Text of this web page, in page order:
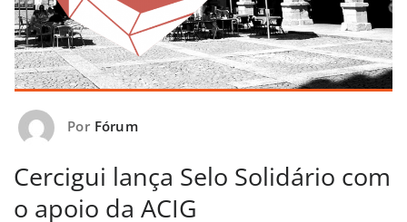
Por Fórum
Cercigui lança Selo Solidário com
o apoio da ACIG